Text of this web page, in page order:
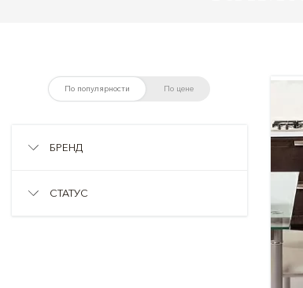
По популярности По цене
БРЕНД
СТАТУС